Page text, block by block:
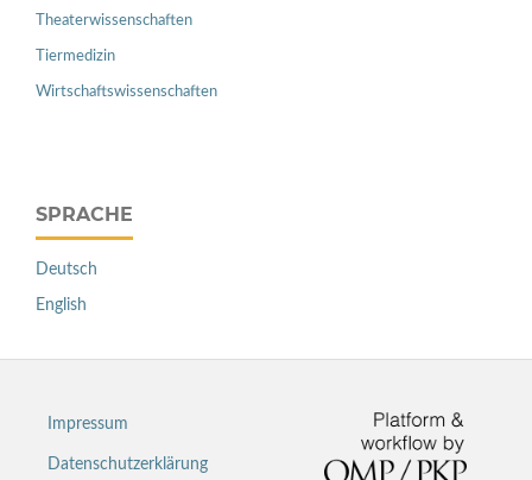
Theaterwissenschaften
Tiermedizin
Wirtschaftswissenschaften
SPRACHE
Deutsch
English
Impressum
Datenschutzerklärung